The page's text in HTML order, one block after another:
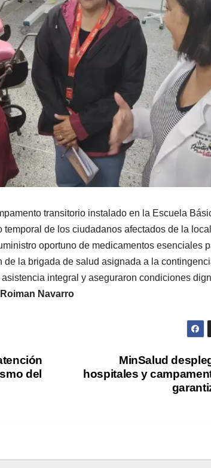
transitorio instalado en la Escuela
de los ciudadanos afectados de la
oportuno de medicamentos esenciales
la brigada de salud asignada a la
integral y aseguraron condiciones
Roiman Navarro
MinSalud
hospitales y
del